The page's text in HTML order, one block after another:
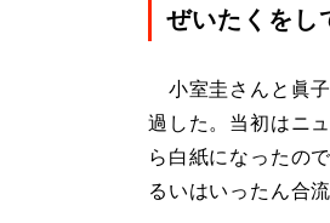
ぜいたくをし
小室圭さんと眞
過した。当初はニ
ら白紙になったの
るいはいったん合